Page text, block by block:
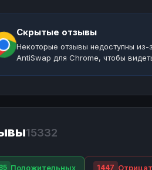
Скрытые отзывы
Некоторые отзывы недоступны
AntiSwap для Chrome, чтобы
15332
Положительных 1447